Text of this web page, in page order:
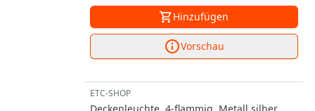
Hinzufügen
Vorschau
ETC-SHOP